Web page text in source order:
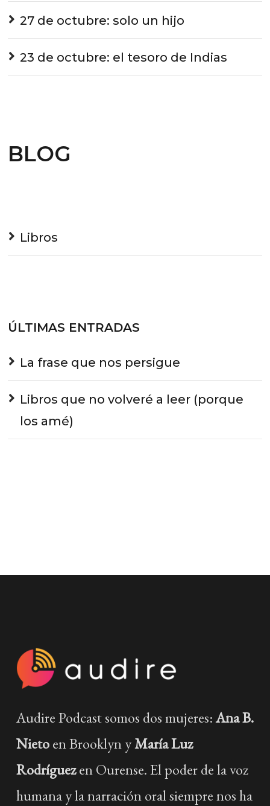
27 de octubre: solo un hijo
23 de octubre: el tesoro de Indias
BLOG
Libros
ÚLTIMAS ENTRADAS
La frase que nos persigue
Libros que no volveré a leer (porque
los amé)
Audire Podcast somos dos mujeres:Ana B.
Nietoen Brooklyn yMaría Luz
Rodríguezen Ourense. El poder de la voz
humana y la narración oral siempre nos ha